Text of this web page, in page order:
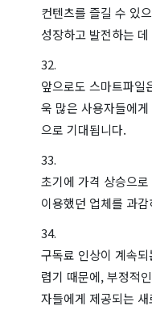
컨텐츠를 즐길 수 있
성장하고 발전하는
앞으로도 스마트파일
욱 많은 사용자들에
으로 기대됩니다.
초기에 가격 상승으
이용했던 업체를 과
구독료 인상이 계속
렵기 때문에, 부정적
자들에게 제공되는